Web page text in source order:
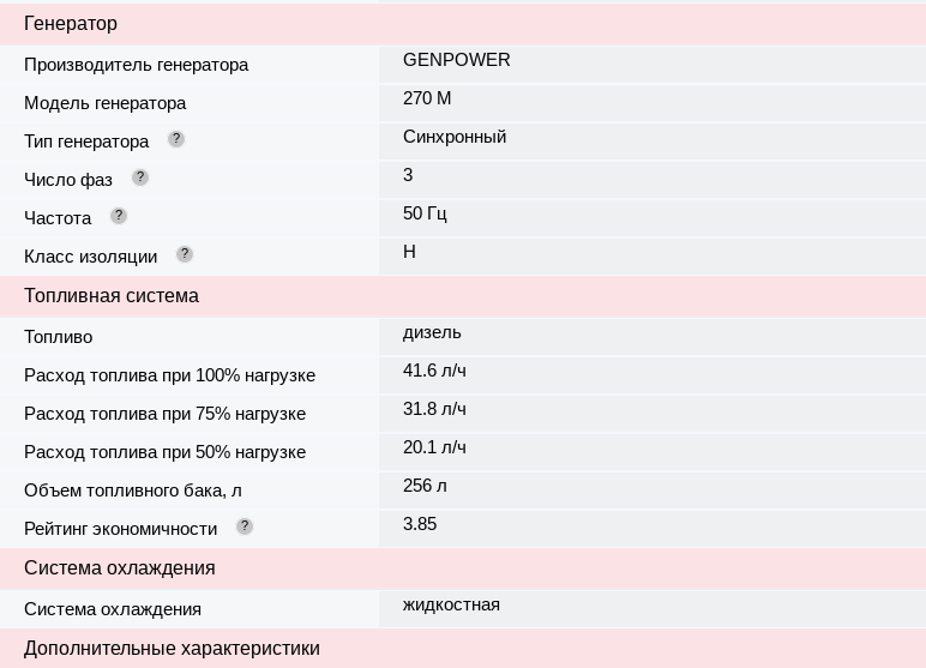
Генератор
Производитель генератора
GENPOWER
Модель генератора 270 M
Тип генератора ? Синхронный
Число фаз ? 3
Частота ? 50 Гц
Класс изоляции ? H
Топливная система
Топливо
дизель
Расход топлива при 100% нагрузке 41.6 л/ч
Расход топлива при 75% нагрузке 31.8 л/ч
Расход топлива при 50% нагрузке 20.1 л/ч
Объем топливного бака, л 256 л
Рейтинг экономичности ? 3.85
Система охлаждения
Система охлаждения
жидкостная
Дополнительные характеристики